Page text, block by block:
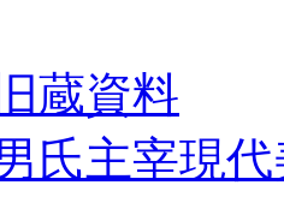
蔵資料
氏主宰現